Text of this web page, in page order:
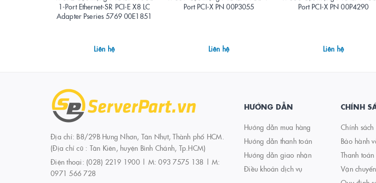
1-Port Ethernet-SR PCI-E X8 LC
Adapter Pseries 5769 00E1851
Liên hệ
Port PCI-X PN 00P3055
Liên hệ
Port PCI-X PN 00P4290
Liên hệ
Địa chỉ: B8/29B Hưng Nhơn, Tân Nhựt, Thành phố HCM.
(Địa chỉ cũ : Tân Kiên, huyện Bình Chánh, Tp.HCM)
Điện thoại: (028) 2219 1900 | M: 093 7575 138 | M:
0971 566 728
HƯỚNG DẪN
Hướng dẫn mua hàng
Hướng dẫn thanh toán
Hướng dẫn giao nhận
Điều khoản dịch vụ
CHÍNH
Chính
Bảo hành
Thanh toán
Vận chuyển